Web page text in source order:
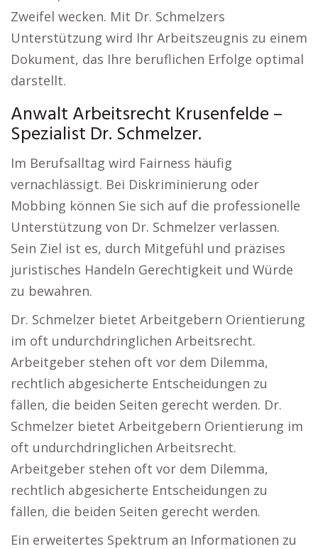
Zweifel wecken. Mit Dr. Schmelzers
Unterstützung wird Ihr Arbeitszeugnis zu einem
Dokument, das Ihre beruflichen Erfolge optimal
darstellt.
Anwalt Arbeitsrecht Krusenfelde –
Spezialist Dr. Schmelzer.
Im Berufsalltag wird Fairness häufig
vernachlässigt. Bei Diskriminierung oder
Mobbing können Sie sich auf die professionelle
Unterstützung von Dr. Schmelzer verlassen.
Sein Ziel ist es, durch Mitgefühl und präzises
juristisches Handeln Gerechtigkeit und Würde
zu bewahren.
Dr. Schmelzer bietet Arbeitgebern Orientierung
im oft undurchdringlichen Arbeitsrecht.
Arbeitgeber stehen oft vor dem Dilemma,
rechtlich abgesicherte Entscheidungen zu
fällen, die beiden Seiten gerecht werden. Dr.
Schmelzer bietet Arbeitgebern Orientierung im
oft undurchdringlichen Arbeitsrecht.
Arbeitgeber stehen oft vor dem Dilemma,
rechtlich abgesicherte Entscheidungen zu
fällen, die beiden Seiten gerecht werden.
Ein erweitertes Spektrum an Informationen zu